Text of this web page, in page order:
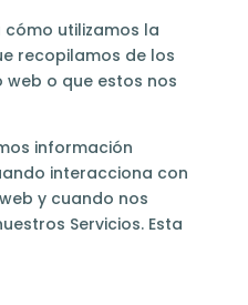
cómo utilizamos la
recopilamos de los
web o que estos nos
información
interacciona con
y cuando nos
Servicios. Esta